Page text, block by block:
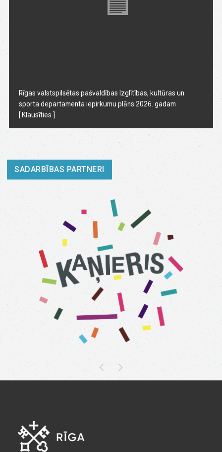
Rīgas valstspilsētas pašvaldības Izglītības, kultūras un
sporta departamenta iepirkumu plāns 2026. gadam
[ Klausīties ]
SADARBĪBAS PARTNERI